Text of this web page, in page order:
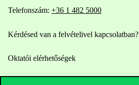
Telefonszám: +36 1 482 5000
Kérdésed van a felvételivel kapcsolatban?
Oktatói elérhetőségek